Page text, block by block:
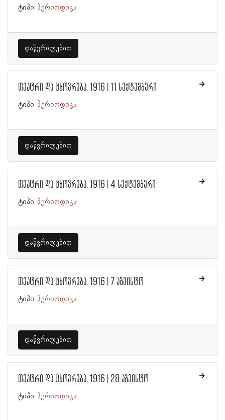
ტიპი: პერიოდიკა
დაწვრილებით
თეატრი და ცხოვრება, 1916 | 11 სექტემბერი
ტიპი: პერიოდიკა
დაწვრილებით
თეატრი და ცხოვრება, 1916 | 4 სექტემბერი
ტიპი: პერიოდიკა
დაწვრილებით
თეატრი და ცხოვრება, 1916 | 7 აგვისტო
ტიპი: პერიოდიკა
დაწვრილებით
თეატრი და ცხოვრება, 1916 | 28 აგვისტო
ტიპი: პერიოდიკა